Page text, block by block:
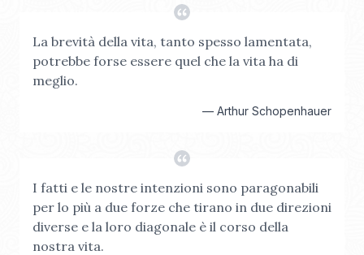
La brevità della vita, tanto spesso lamentata,
potrebbe forse essere quel che la vita ha di
meglio.
— Arthur Schopenhauer
I fatti e le nostre intenzioni sono paragonabili
per lo più a due forze che tirano in due direzioni
diverse e la loro diagonale è il corso della
nostra vita.